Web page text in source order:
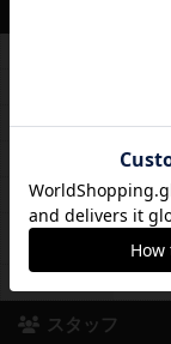
2時間
12時00
定休日 毎週木
月会員
す。
スタッフ